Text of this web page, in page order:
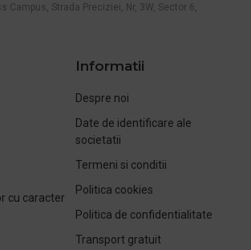
Campus, Strada Preciziei, Nr, 3W, Sector 6,
cu caracter
Informatii
Despre noi
Date de identificare ale
societatii
Termeni si conditii
Politica cookies
Politica de confidentialitate
Transport gratuit